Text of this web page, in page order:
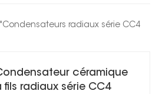
radiaux série CC4
céramique
fils radiaux série CC4